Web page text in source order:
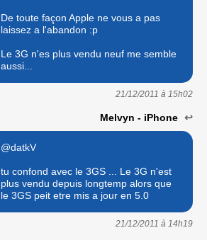
De toute façon Apple ne vous a pas
laissez a l'abandon :p
Le 3G n'es plus vendu neuf me semble
aussi...
21/12/2011 à 15h02
Melvyn - iPhone ↩
@datkV
tu confond avec le 3GS ... Le 3G n'est
plus vendu depuis longtemp alors que
le 3GS peit etre mis a jour en 5.0
21/12/2011 à 14h19